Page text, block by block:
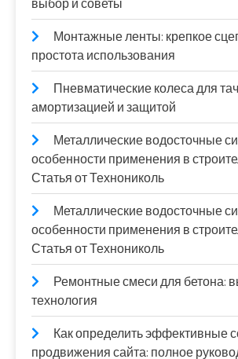
выбор и советы
Монтажные ленты: крепкое
простота использования
Пневматические колеса для
амортизацией и защитой
Металлические водосточные
особенности применения в
Статья от Технониколь
Металлические водосточные
особенности применения в
Статья от Технониколь
Ремонтные смеси для бетона:
технология
Как определить эффективные
продвижения сайта: полное